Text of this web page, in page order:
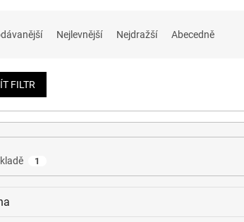
Nejlevnější Nejdražší Abecedně
FILTR
1